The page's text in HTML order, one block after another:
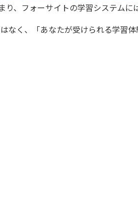
り、フォーサイトの学習システムに
なく、「あなたが受けられる学習